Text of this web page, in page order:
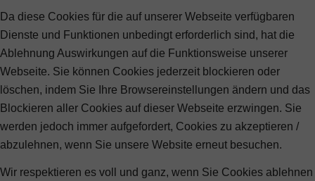
Da diese Cookies für die auf unserer Webseite verfügbaren
Dienste und Funktionen unbedingt erforderlich sind, hat die
Ablehnung Auswirkungen auf die Funktionsweise unserer
Webseite. Sie können Cookies jederzeit blockieren oder
löschen, indem Sie Ihre Browsereinstellungen ändern und das
Blockieren aller Cookies auf dieser Webseite erzwingen. Sie
werden jedoch immer aufgefordert, Cookies zu akzeptieren /
abzulehnen, wenn Sie unsere Website erneut besuchen.
Wir respektieren es voll und ganz, wenn Sie Cookies ablehnen